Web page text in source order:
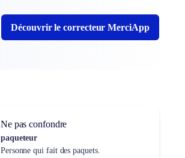
Découvrir le correcteur MerciApp
Ne pas confondre
paqueteur
Personne qui fait des paquets.